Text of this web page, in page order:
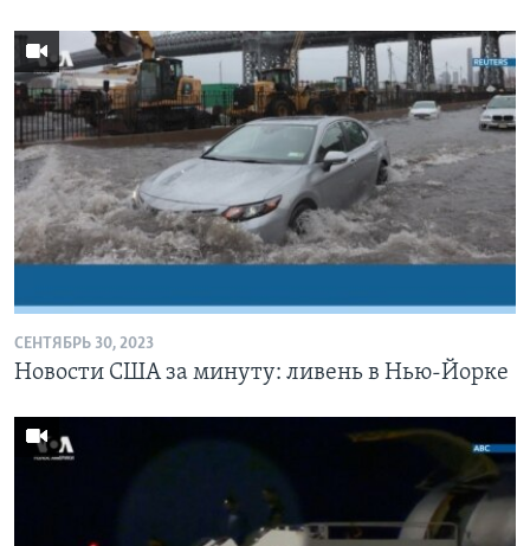
СЕНТЯБРЬ 30, 2023
Новости США за минуту: ливень в Нью-Йорке